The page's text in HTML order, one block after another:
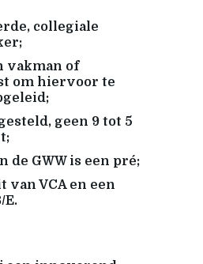
collegiale
vakman of
om hiervoor te
geen 9 tot 5
de GWW is een pré;
van VCA en een
E.